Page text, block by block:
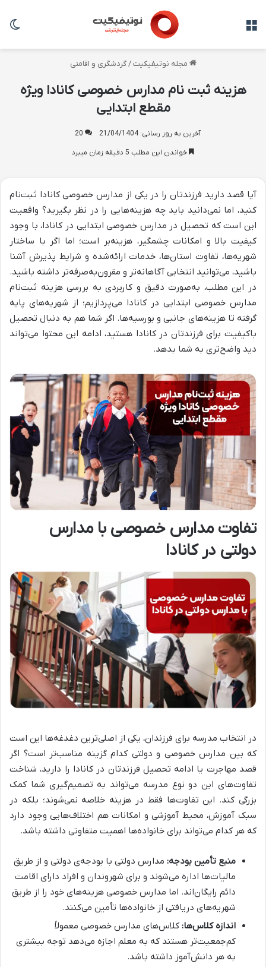
مجله نوتیفیکیت / گردشگری و اقامتی
هزینه ثبت نام مدارس خصوصی کانادا ویژه
مقطع ابتدایی
آخرین به روز رسانی: 21/04/1404
20
خواندن این مطلب 5 دقیقه زمان میبرد
آیا قصد دارید فرزندتان را در یکی از مدارس خصوصی کانادا ثبت‌نام
کنید، اما نمی‌دانید باید چه هزینه‌هایی را در نظر بگیرید؟ واقعیت
این است که تحصیل در مدارس خصوصی ابتدایی در کانادا، با وجود
کیفیت بالا و امکانات چشمگیر، هزینه‌بر است؛ اما اگر با ساختار
شهریه‌ها، تفاوت استان‌ها، خدمات ارائه‌شده و شرایط پذیرش آشنا
باشید، می‌توانید انتخابی آگاهانه‌تر و مقرون‌به‌صرفه‌تر داشته باشید.
در این مطلب، به‌صورت دقیق و کاربردی به بررسی هزینه ثبت‌نام
مدارس خصوصی ابتدایی در کانادا می‌پردازیم؛ از شهریه‌های پایه
گرفته تا هزینه‌های جانبی و بورسیه‌ها. اگر شما هم به دنبال تحصیل
باکیفیت برای فرزندتان در کانادا هستید، ادامه این محتوا می‌تواند
دید واضح‌تری به شما بدهد.
تفاوت مدارس خصوصی با مدارس
دولتی در کانادا
در انتخاب مدرسه برای فرزندان، یکی از اصلی‌ترین دغدغه‌ها این است
که بین مدارس خصوصی و دولتی کدام گزینه مناسب‌تر است؟ اگر
قصد مهاجرت یا ادامه تحصیل فرزندتان در کانادا را دارید، شناخت
تفاوت‌های این دو نوع مدرسه می‌تواند به تصمیم‌گیری شما کمک
بزرگی کند. این تفاوت‌ها فقط در هزینه خلاصه نمی‌شوند؛ بلکه در
سبک آموزش، محیط آموزشی و امکانات هم اختلاف‌هایی وجود دارد
که هر کدام می‌تواند برای خانواده‌ها اهمیت متفاوتی داشته باشد.
منبع تأمین بودجه: مدارس دولتی با بودجه‌ی دولتی و از طریق
مالیات‌ها اداره می‌شوند و برای شهروندان و افراد دارای اقامت
دائم رایگان‌اند. اما مدارس خصوصی هزینه‌های خود را از طریق
شهریه‌های دریافتی از خانواده‌ها تأمین می‌کنند.
اندازه کلاس‌ها: کلاس‌های مدارس خصوصی معمولاً
کم‌جمعیت‌تر هستند که به معلم اجازه می‌دهد توجه بیشتری
به هر دانش‌آموز داشته باشد.